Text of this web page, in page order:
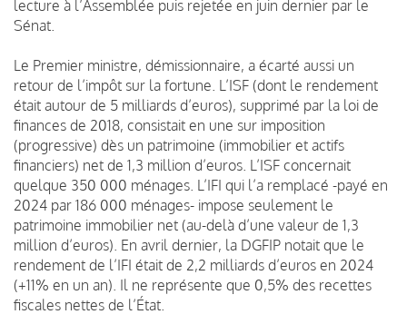
lecture à l’Assemblée puis rejetée en juin dernier par le
Sénat.
Le Premier ministre, démissionnaire, a écarté aussi un
retour de l’impôt sur la fortune. L’ISF (dont le rendement
était autour de 5 milliards d’euros), supprimé par la loi de
finances de 2018, consistait en une sur imposition
(progressive) dès un patrimoine (immobilier et actifs
financiers) net de 1,3 million d’euros. L’ISF concernait
quelque 350 000 ménages. L’IFI qui l’a remplacé -payé en
2024 par 186 000 ménages- impose seulement le
patrimoine immobilier net (au-delà d’une valeur de 1,3
million d’euros). En avril dernier, la DGFIP notait que le
rendement de l’IFI était de 2,2 milliards d’euros en 2024
(+11% en un an). Il ne représente que 0,5% des recettes
fiscales nettes de l’État.